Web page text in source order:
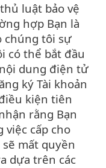
luật bảo vệ
hợp Bạn là
chúng tôi sự
có thể bắt đầu
dung điện tử
ký Tài khoản
kiện tiên
rằng Bạn
việc cấp cho
mất quyền
dựa trên các